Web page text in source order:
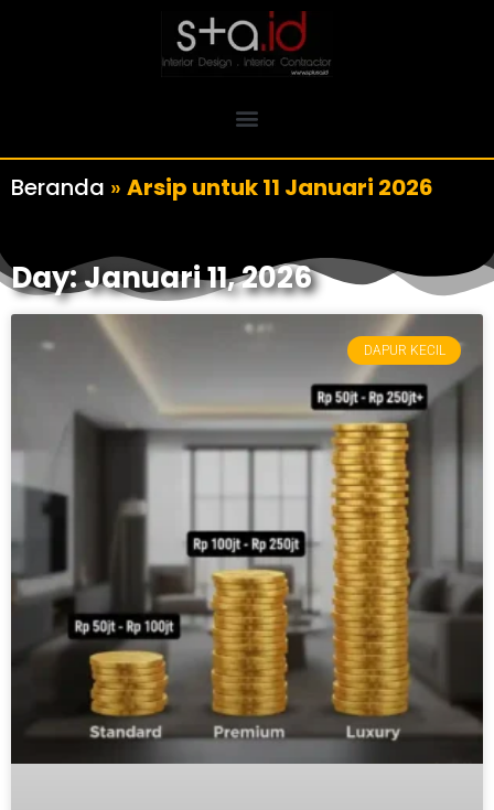
Beranda » Arsip untuk 11 Januari 2026
Day: Januari 11, 2026
DAPUR KECIL